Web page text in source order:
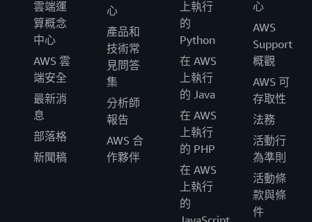
雲端運
算概念
中心
AWS 雲
端安全
最新消
息
部落格
新聞稿
心
產品和
技術常
見問答
集
分析師
報告
AWS 合
作夥伴
上執行
的
Python
在 AWS
上執行
的 Java
在 AWS
上執行
的 PHP
在 AWS
上執行
的
心
AWS
Support
概觀
AWS 可
存取性
法務
活動行
為準則
活動條
款與條
件